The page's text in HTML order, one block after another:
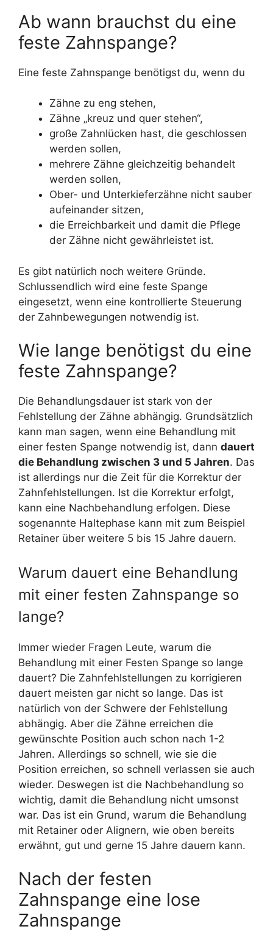
Ab wann brauchst du eine
feste Zahnspange?
Eine feste Zahnspange benötigst du, wenn du
Zähne zu eng stehen,
Zähne „kreuz und quer stehen“,
große Zahnlücken hast, die geschlossen
werden sollen,
mehrere Zähne gleichzeitig behandelt
werden sollen,
Ober- und Unterkieferzähne nicht sauber
aufeinander sitzen,
die Erreichbarkeit und damit die Pflege
der Zähne nicht gewährleistet ist.
Es gibt natürlich noch weitere Gründe.
Schlussendlich wird eine feste Spange
eingesetzt, wenn eine kontrollierte Steuerung
der Zahnbewegungen notwendig ist.
Wie lange benötigst du eine
feste Zahnspange?
Die Behandlungsdauer ist stark von der
Fehlstellung der Zähne abhängig. Grundsätzlich
kann man sagen, wenn eine Behandlung mit
einer festen Spange notwendig ist, dann dauert
die Behandlung zwischen 3 und 5 Jahren. Das
ist allerdings nur die Zeit für die Korrektur der
Zahnfehlstellungen. Ist die Korrektur erfolgt,
kann eine Nachbehandlung erfolgen. Diese
sogenannte Haltephase kann mit zum Beispiel
Retainer über weitere 5 bis 15 Jahre dauern.
Warum dauert eine Behandlung
mit einer festen Zahnspange so
lange?
Immer wieder Fragen Leute, warum die
Behandlung mit einer Festen Spange so lange
dauert? Die Zahnfehlstellungen zu korrigieren
dauert meisten gar nicht so lange. Das ist
natürlich von der Schwere der Fehlstellung
abhängig. Aber die Zähne erreichen die
gewünschte Position auch schon nach 1-2
Jahren. Allerdings so schnell, wie sie die
Position erreichen, so schnell verlassen sie auch
wieder. Deswegen ist die Nachbehandlung so
wichtig, damit die Behandlung nicht umsonst
war. Das ist ein Grund, warum die Behandlung
mit Retainer oder Alignern, wie oben bereits
erwähnt, gut und gerne 15 Jahre dauern kann.
Nach der festen
Zahnspange eine lose
Zahnspange